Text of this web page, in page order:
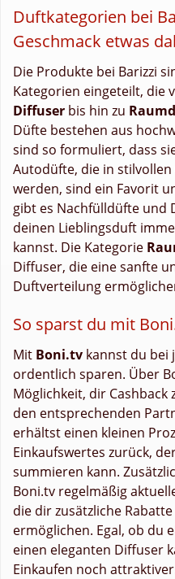
Duftkategorien bei
Geschmack etwas
Die Produkte bei Barizzi
Kategorien eingeteilt, die
Diffuser bis hin zu
Düfte bestehen aus
sind so formuliert, dass
Autodüfte, die in
werden, sind ein Favorit
gibt es Nachfülldüfte und
deinen Lieblingsduft
kannst. Die Kategorie
Diffuser, die eine sanfte
Duftverteilung
So sparst du mit
Mit Boni.tv kannst du bei
ordentlich sparen. Über
Möglichkeit, dir
den entsprechenden
erhältst einen kleinen
Einkaufswertes zurück,
summieren kann.
Boni.tv regelmäßig
die dir zusätzliche
ermöglichen. Egal, ob du
einen eleganten Diffuser
Einkaufen noch